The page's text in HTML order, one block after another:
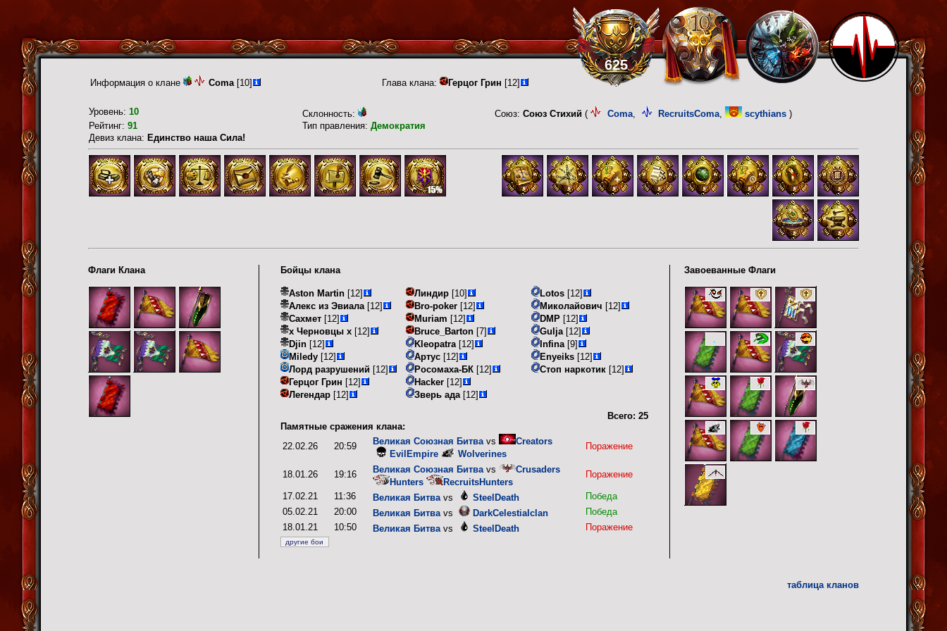
625
Информация о клане Coma[10] Глава клана: Герцог Грин [12]
Уровень: 10 Склонность: Союз: Союз Стихий ( Coma, RecruitsComa, scythians )
Рейтинг: 91 Тип правления: Демократия
Девиз клана: Единство наша Сила!
Флаги Клана Бойцы клана
Aston Martin [12]
Алекс из Эвиала [12]
Сахмет [12]
х Черновцы х [12]
Djin [12]
Miledy [12]
Лорд разрушений [12]
Герцог Грин [12]
Легендар [12]
Линдир [10]
Bro-poker [12]
Muriam [12]
Bruce_Barton [7]
Kleopatra [12]
Артус [12]
Росомаха-БК [12]
Hacker [12]
Зверь ада [12]
Lotos [12]
Миколайович [12]
DMP [12]
Gulja [12]
Infina [9]
Enyeiks [12]
Стоп наркотик [12]
Всего: 25
Памятные сражения клана:
22.02.26
20:59 Великая Союзная Битва vs
Creators
EvilEmpire
Wolverines
Поражение
18.01.26 19:16 Великая Союзная Битва vs
Crusaders
Hunters
RecruitsHunters
Поражение
17.02.21 11:36 Великая Битва vs SteelDeath
Победа
05.02.21
20:00 Великая Битва vs DarkCelestialclan
Победа
18.01.21
10:50 Великая Битва vs SteelDeath Поражение
Завоеванные Флаги
таблица кланов